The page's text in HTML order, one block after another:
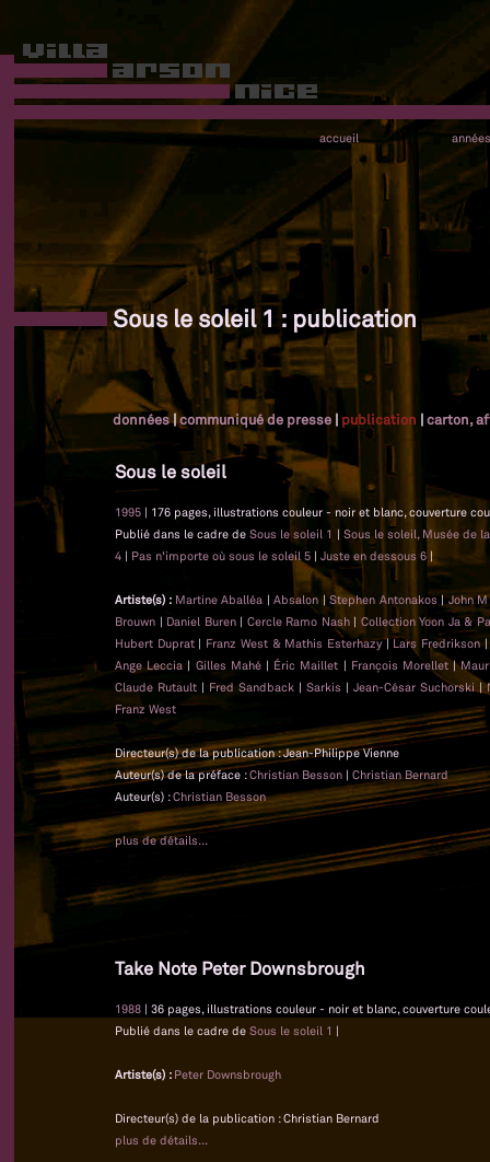
accueil années
Sous le soleil 1 : publication
données|communiqué de presse | publication |carton,
Sous le soleil
1995 | 176 pages, illustrations couleur - noir et blanc, couverture
Publié dans le cadre deSous le soleil 1 | Sous le soleil, Musée de
4 | Pas n'importe où sous le soleil 5 | Juste en dessous 6 |
Artiste(s) : Martine Aballéa |Absalon |Stephen Antonakos|John
Brouwn | Daniel Buren| Cercle Ramo Nash| Collection Yoon Ja &
Hubert Duprat| Franz West & Mathis Esterhazy|Lars Fredrikson
Ange Leccia | Gilles Mahé| Éric Maillet | François Morellet|
Claude Rutault| Fred Sandback| Sarkis | Jean-César Suchorski|
Franz West
Directeur(s) de la publication : Jean-Philippe Vienne
Auteur(s) de la préface :Christian Besson | Christian Bernard
Auteur(s) :Christian Besson
plus de détails...
Take Note Peter Downsbrough
1988 | 36 pages, illustrations couleur - noir et blanc, couverture
Publié dans le cadre de Sous le soleil 1 |
Artiste(s) : Peter Downsbrough
Directeur(s) de la publication : Christian Bernard
plus de détails...